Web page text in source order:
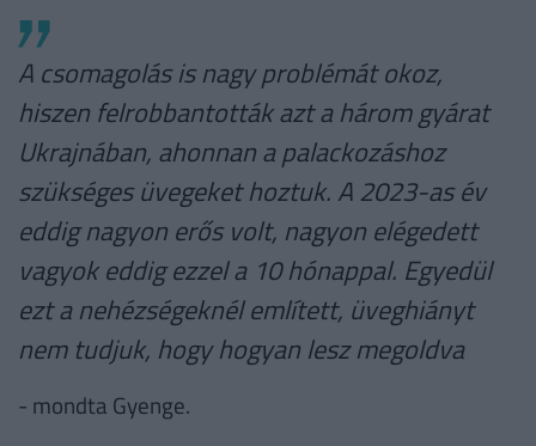
A csomagolás is nagy problémát okoz,
hiszen felrobbantották azt a három gyárat
Ukrajnában, ahonnan a palackozáshoz
szükséges üvegeket hoztuk. A 2023-as év
eddig nagyon erős volt, nagyon elégedett
vagyok eddig ezzel a 10 hónappal. Egyedül
ezt a nehézségeknél említett, üveghiányt
nem tudjuk, hogy hogyan lesz megoldva
- mondta Gyenge.